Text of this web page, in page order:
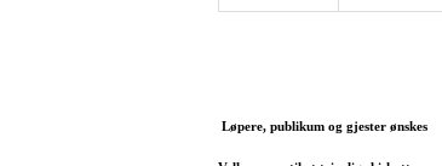
Løpere, publikum og gjester ønskes